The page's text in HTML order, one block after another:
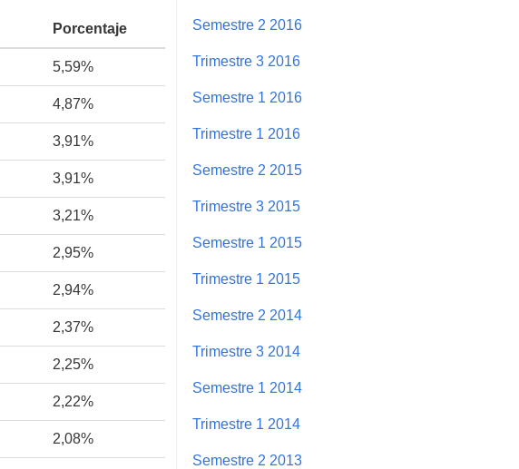
Porcentaje
5,59%
4,87%
3,91%
3,91%
3,21%
2,95%
2,94%
2,37%
2,25%
2,22%
2,08%
Semestre 2 2016
Trimestre 3 2016
Semestre 1 2016
Trimestre 1 2016
Semestre 2 2015
Trimestre 3 2015
Semestre 1 2015
Trimestre 1 2015
Semestre 2 2014
Trimestre 3 2014
Semestre 1 2014
Trimestre 1 2014
Semestre 2 2013